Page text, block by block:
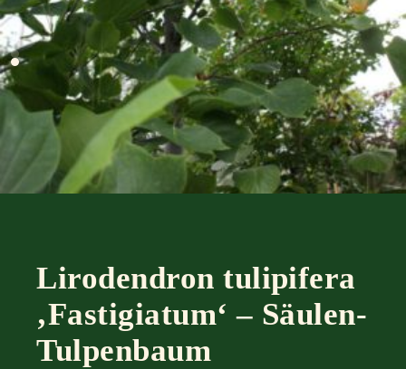
Lirodendron tulipifera
‚Fastigiatum‘ – Säulen-
Tulpenbaum